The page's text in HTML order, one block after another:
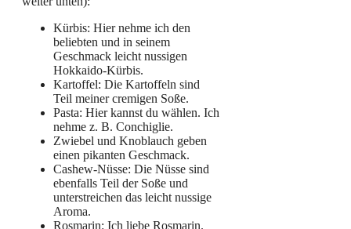
Kürbis: Hier nehme ich den
beliebten und in seinem
Geschmack leicht nussigen
Hokkaido-Kürbis.
Kartoffel: Die Kartoffeln sind
Teil meiner cremigen Soße.
Pasta: Hier kannst du wählen. Ich
nehme z. B. Conchiglie.
Zwiebel und Knoblauch geben
einen pikanten Geschmack.
Cashew-Nüsse: Die Nüsse sind
ebenfalls Teil der Soße und
unterstreichen das leicht nussige
Aroma.
Rosmarin: Ich liebe Rosmarin.